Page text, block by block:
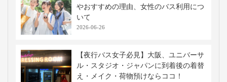
やおすすめの理由、女性のバス利用につ
いて
2026-06-26
【夜行バス女子必見】大阪、ユニバーサ
ル・スタジオ・ジャパンに到着後の着替
え・メイク・荷物預けならココ！